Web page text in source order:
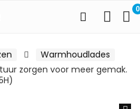
0
Warmhoudlades
zorgen voor meer gemak.